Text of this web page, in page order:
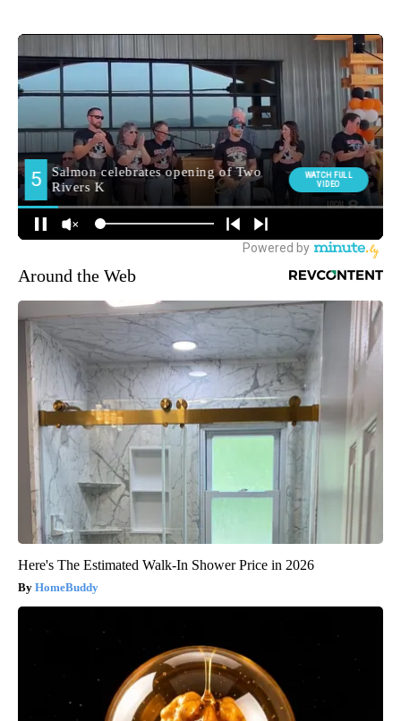
Around the Web
Here's The Estimated Walk-In Shower Price in 2026
HomeBuddy